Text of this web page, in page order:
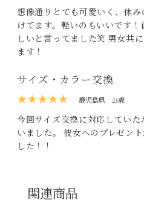
想像通りとても可愛いく、休
けてます。軽いのもいいです
しいと言ってました笑 男女共
ます！
サイズ・カラー交換
★★★★★
鹿児島県 23歳
今回サイズ交換に対応してい
いました。 彼女へのプレゼン
した！！
関連商品